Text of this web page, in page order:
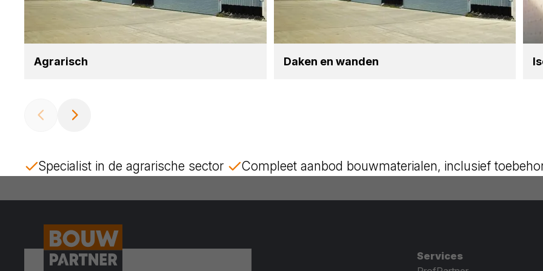
Agra­risch Daken en wan­den
Specialist in de agrarische sector Compleet aanbod bouwmaterialen, inclusief
Services